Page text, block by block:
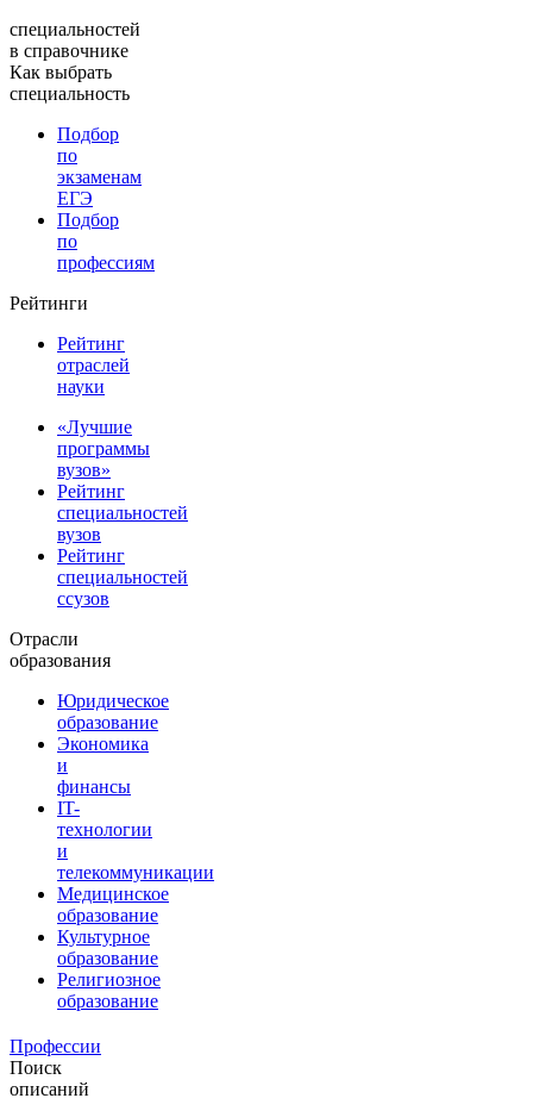
специальностей
в справочнике
Как выбрать
специальность
Подбор
по
экзаменам
ЕГЭ
Подбор
по
профессиям
Рейтинги
Рейтинг
отраслей
науки
«Лучшие
программы
вузов»
Рейтинг
специальностей
вузов
Рейтинг
специальностей
ссузов
Отрасли
образования
Юридическое
образование
Экономика
и
финансы
IT-
технологии
и
телекоммуникации
Медицинское
образование
Культурное
образование
Религиозное
образование
Профессии
Поиск
описаний